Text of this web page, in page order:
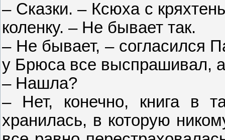
– Сказки. – Ксюха с
коленку. – Не бывает так.
– Не бывает, – согласился
у Брюса все выспрашивал,
– Нашла?
– Нет, конечно, книга в
хранилась, в которую